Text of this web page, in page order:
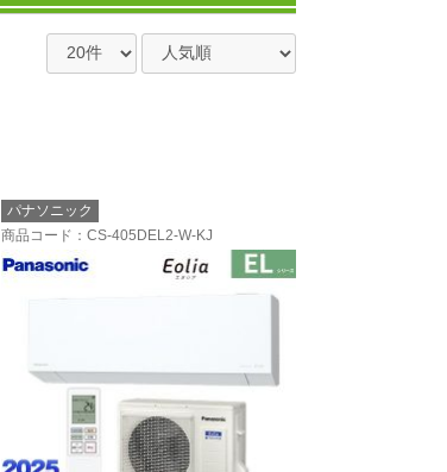
パナソニック
商品コード ：CS-405DEL2-W-KJ